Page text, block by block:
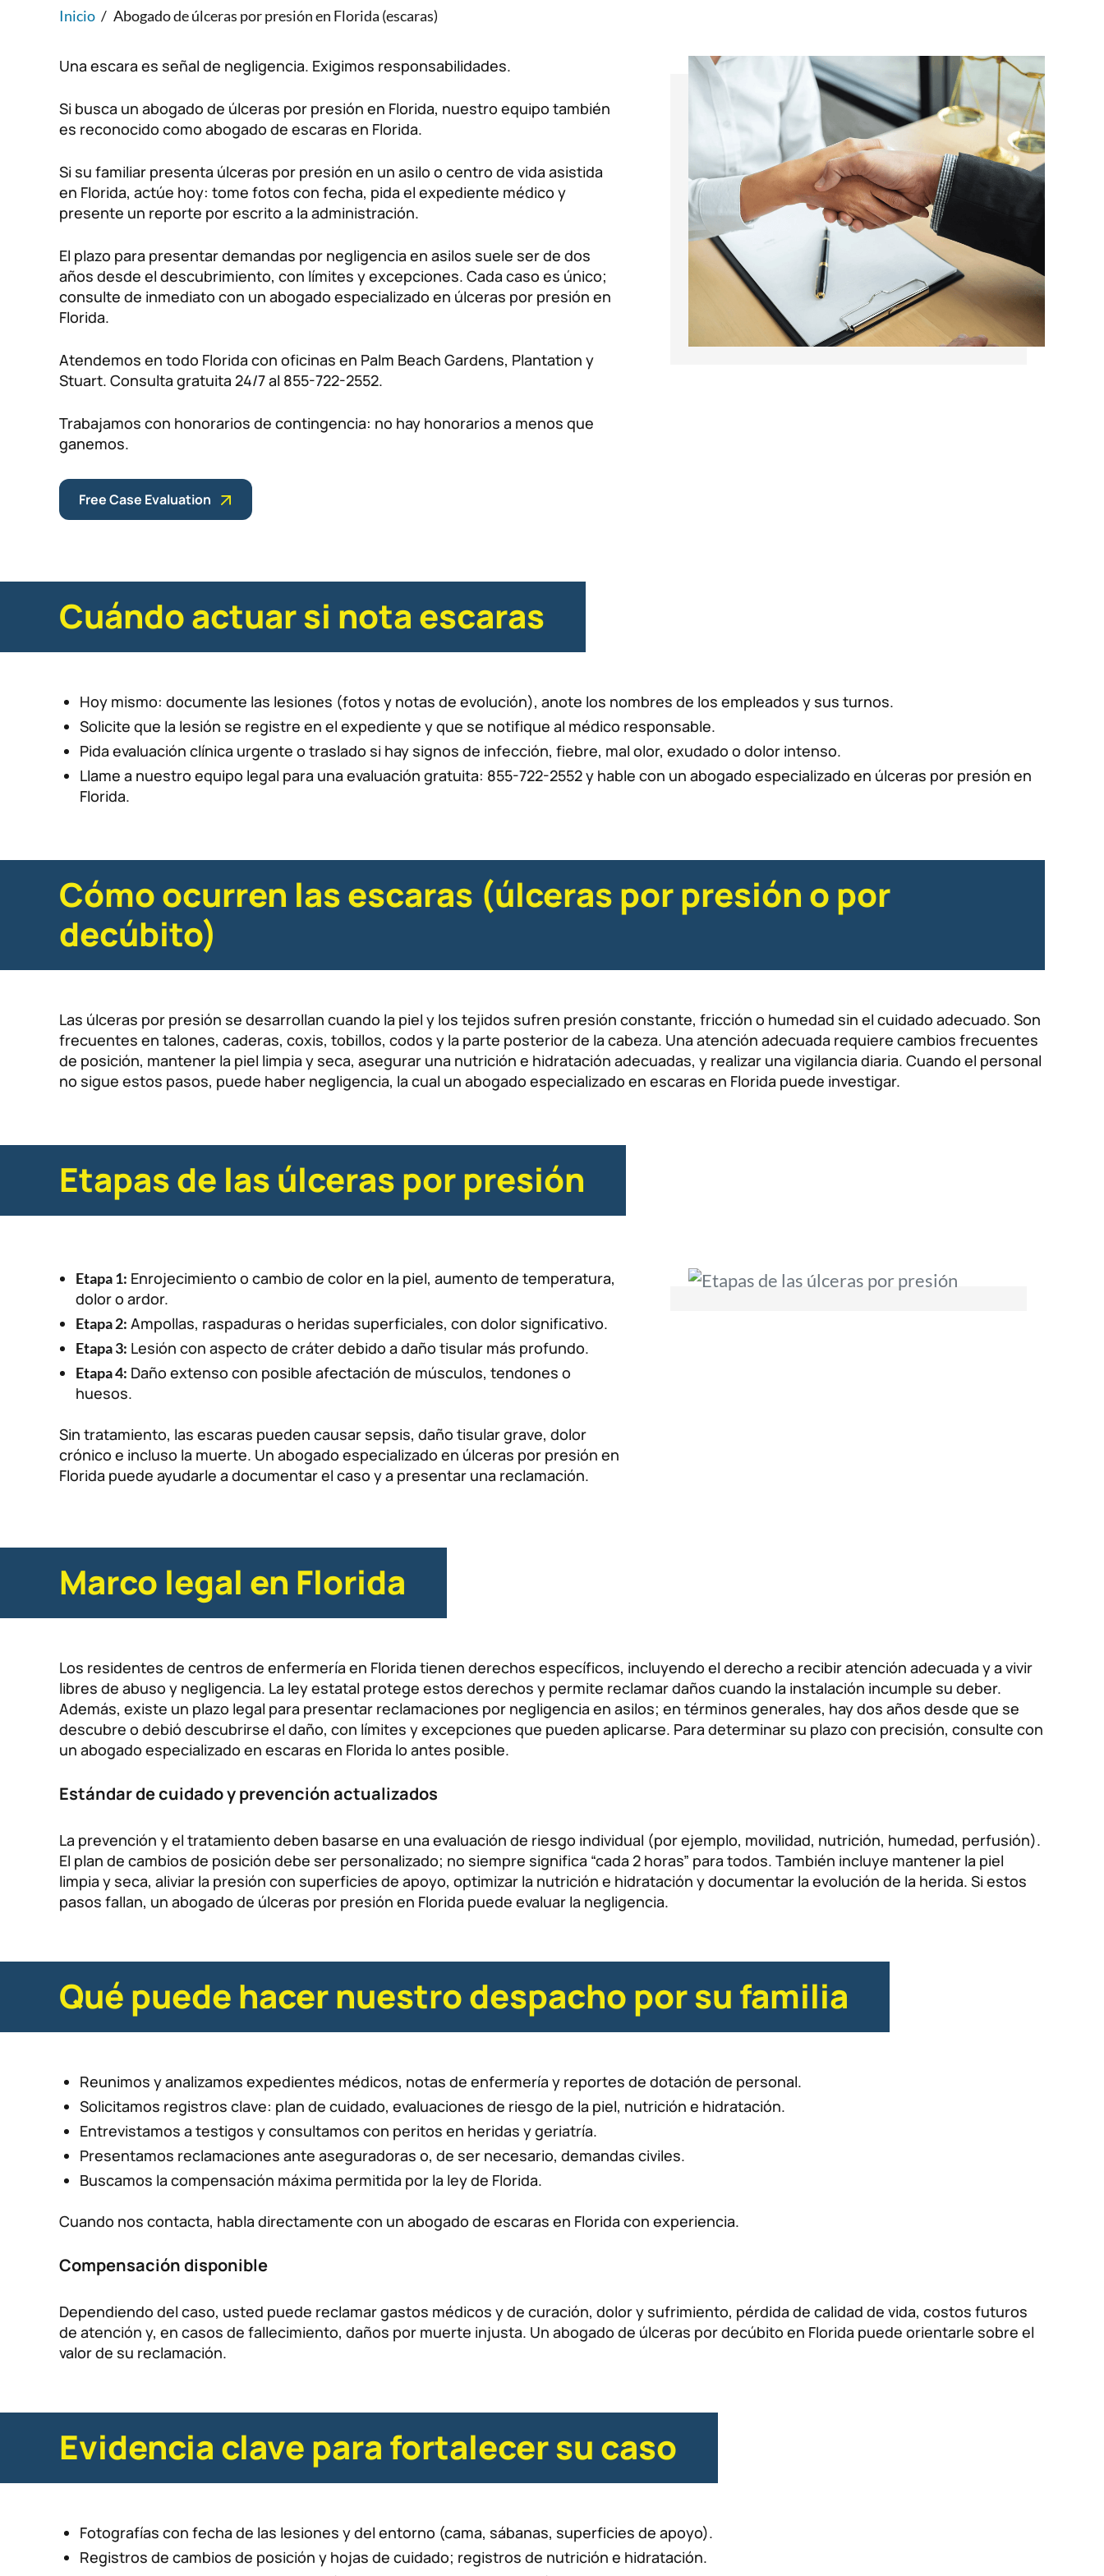
Inicio / Abogado de úlceras por presión en Florida (escaras)
Una escara es señal de negligencia. Exigimos responsabilidades.
Si busca un abogado de úlceras por presión en Florida, nuestro equipo también
es reconocido como abogado de escaras en Florida.
Si su familiar presenta úlceras por presión en un asilo o centro de vida asistida
en Florida, actúe hoy: tome fotos con fecha, pida el expediente médico y
presente un reporte por escrito a la administración.
El plazo para presentar demandas por negligencia en asilos suele ser de dos
años desde el descubrimiento, con límites y excepciones. Cada caso es único;
consulte de inmediato con un abogado especializado en úlceras por presión en
Florida.
Atendemos en todo Florida con oficinas en Palm Beach Gardens, Plantation y
Stuart. Consulta gratuita 24/7 al 855-722-2552.
Trabajamos con honorarios de contingencia: no hay honorarios a menos que
ganemos.
Free Case Evaluation
Cuándo actuar si nota escaras
Hoy mismo: documente las lesiones (fotos y notas de evolución), anote los nombres de los empleados y sus turnos.
Solicite que la lesión se registre en el expediente y que se notifique al médico responsable.
Pida evaluación clínica urgente o traslado si hay signos de infección, fiebre, mal olor, exudado o dolor intenso.
Llame a nuestro equipo legal para una evaluación gratuita: 855-722-2552 y hable con un abogado especializado en úlceras por presión en
Florida.
Cómo ocurren las escaras (úlceras por presión o por
decúbito)
Las úlceras por presión se desarrollan cuando la piel y los tejidos sufren presión constante, fricción o humedad sin el cuidado adecuado. Son
frecuentes en talones, caderas, coxis, tobillos, codos y la parte posterior de la cabeza. Una atención adecuada requiere cambios frecuentes
de posición, mantener la piel limpia y seca, asegurar una nutrición e hidratación adecuadas, y realizar una vigilancia diaria. Cuando el personal
no sigue estos pasos, puede haber negligencia, la cual un abogado especializado en escaras en Florida puede investigar.
Etapas de las úlceras por presión
Etapa 1: Enrojecimiento o cambio de color en la piel, aumento de temperatura,
dolor o ardor.
Etapa 2: Ampollas, raspaduras o heridas superficiales, con dolor significativo.
Etapa 3: Lesión con aspecto de cráter debido a daño tisular más profundo.
Etapa 4: Daño extenso con posible afectación de músculos, tendones o
huesos.
Sin tratamiento, las escaras pueden causar sepsis, daño tisular grave, dolor
crónico e incluso la muerte. Un abogado especializado en úlceras por presión en
Florida puede ayudarle a documentar el caso y a presentar una reclamación.
Marco legal en Florida
Los residentes de centros de enfermería en Florida tienen derechos específicos, incluyendo el derecho a recibir atención adecuada y a vivir
libres de abuso y negligencia. La ley estatal protege estos derechos y permite reclamar daños cuando la instalación incumple su deber.
Además, existe un plazo legal para presentar reclamaciones por negligencia en asilos; en términos generales, hay dos años desde que se
descubre o debió descubrirse el daño, con límites y excepciones que pueden aplicarse. Para determinar su plazo con precisión, consulte con
un abogado especializado en escaras en Florida lo antes posible.
Estándar de cuidado y prevención actualizados
La prevención y el tratamiento deben basarse en una evaluación de riesgo individual (por ejemplo, movilidad, nutrición, humedad, perfusión).
El plan de cambios de posición debe ser personalizado; no siempre significa “cada 2 horas” para todos. También incluye mantener la piel
limpia y seca, aliviar la presión con superficies de apoyo, optimizar la nutrición e hidratación y documentar la evolución de la herida. Si estos
pasos fallan, un abogado de úlceras por presión en Florida puede evaluar la negligencia.
Qué puede hacer nuestro despacho por su familia
Reunimos y analizamos expedientes médicos, notas de enfermería y reportes de dotación de personal.
Solicitamos registros clave: plan de cuidado, evaluaciones de riesgo de la piel, nutrición e hidratación.
Entrevistamos a testigos y consultamos con peritos en heridas y geriatría.
Presentamos reclamaciones ante aseguradoras o, de ser necesario, demandas civiles.
Buscamos la compensación máxima permitida por la ley de Florida.
Cuando nos contacta, habla directamente con un abogado de escaras en Florida con experiencia.
Compensación disponible
Dependiendo del caso, usted puede reclamar gastos médicos y de curación, dolor y sufrimiento, pérdida de calidad de vida, costos futuros
de atención y, en casos de fallecimiento, daños por muerte injusta. Un abogado de úlceras por decúbito en Florida puede orientarle sobre el
valor de su reclamación.
Evidencia clave para fortalecer su caso
Fotografías con fecha de las lesiones y del entorno (cama, sábanas, superficies de apoyo).
Registros de cambios de posición y hojas de cuidado; registros de nutrición e hidratación.